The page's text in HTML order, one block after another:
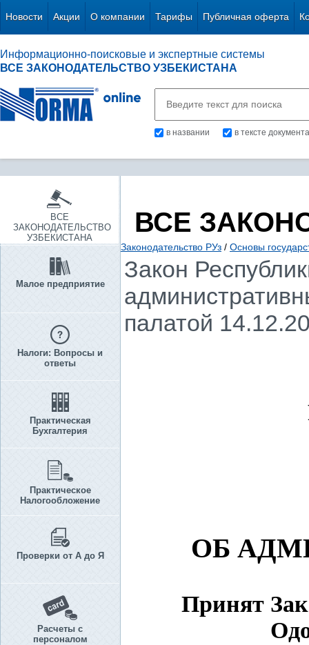
Новости Акции О компании Тарифы Публичная оферта
Информационно-поисковые и экспертные системы
ВСЕ ЗАКОНОДАТЕЛЬСТВО УЗБЕКИСТАНА
в названии в тексте документа
ВСЕ
ЗАКОНОДАТЕЛЬСТВО
УЗБЕКИСТАНА
Малое предприятие
Налоги: Вопросы и
ответы
Практическая
Бухгалтерия
Практическое
Налогообложение
Проверки от А до Я
Расчеты с
персоналом
ВСЕ
Законодательство РУз / Основы
Закон
палатой
ОБ
Принят